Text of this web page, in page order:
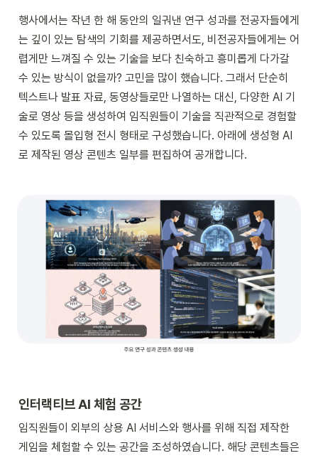
행사에서는 작년 한 해 동안의 일궈낸 연구 성과를 전공자들에게
는 깊이 있는 탐색의 기회를 제공하면서도, 비전공자들에게는 어
렵게만 느껴질 수 있는 기술을 보다 친숙하고 흥미롭게 다가갈
수 있는 방식이 없을까? 고민을 많이 했습니다. 그래서 단순히
텍스트나 발표 자료, 동영상들로만 나열하는 대신, 다양한 AI 기
술로 영상 등을 생성하여 임직원들이 기술을 직관적으로 경험할
수 있도록 몰입형 전시 형태로 구성했습니다. 아래에 생성형 AI
로 제작된 영상 콘텐츠 일부를 편집하여 공개합니다.
인터랙티브 AI 체험 공간
임직원들이 외부의 상용 AI 서비스와 행사를 위해 직접 제작한
게임을 체험할 수 있는 공간을 조성하였습니다. 해당 콘텐츠들은